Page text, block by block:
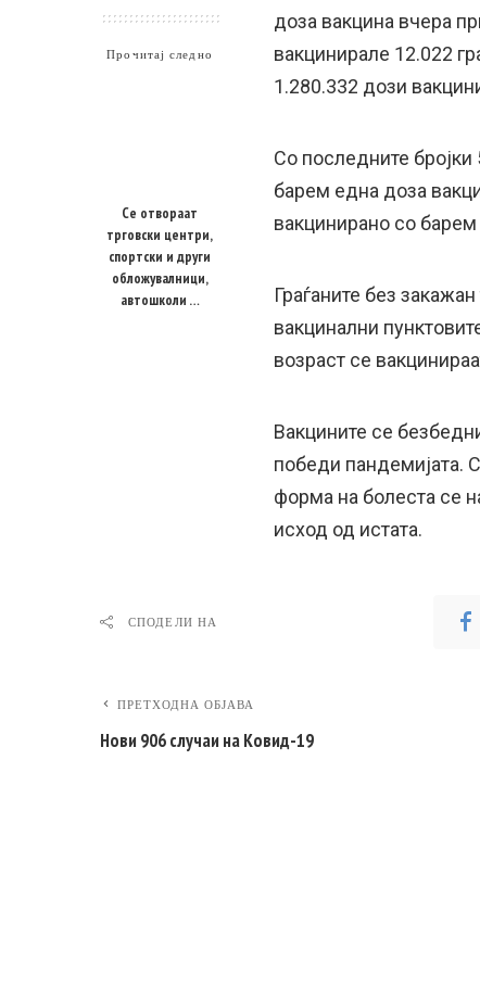
Прочитај следно
Се отвораат
трговски центри,
спортски и други
обложувалници,
автошколи …
доза вакцина вчера
вакцинирале 12.022
1.280.332 дози
Со последните
барем една доза
вакцинирано со
Граѓаните без
вакцинални
возраст се
Вакцините се
победи пандемијата.
форма на болеста се
исход од истата.
СПОДЕЛИ НА
ПРЕТХОДНА ОБЈАВА
Нови 906 случаи на Ковид-19